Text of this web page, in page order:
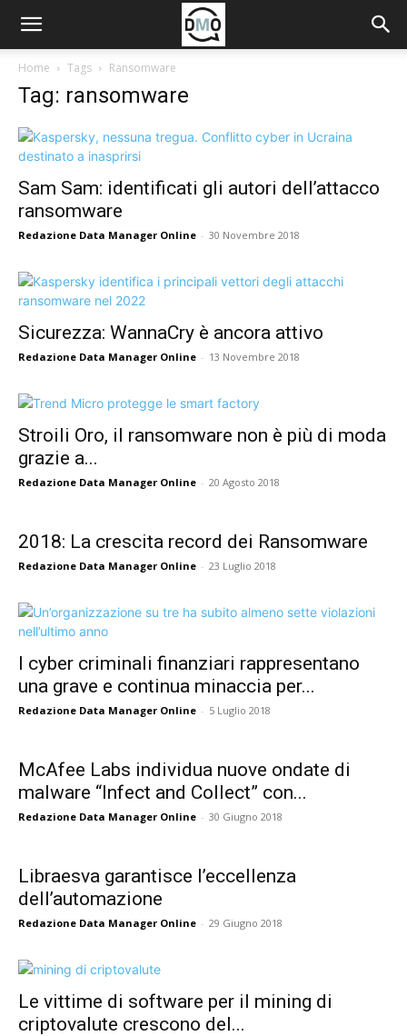
Home Tags Ransomware
Tag: ransomware
Sam Sam: identificati gli autori dell’attacco
ransomware
Redazione Data Manager Online - 30 Novembre 2018
Sicurezza: WannaCry è ancora attivo
Redazione Data Manager Online - 13 Novembre 2018
Stroili Oro, il ransomware non è più di moda
grazie a...
Redazione Data Manager Online - 20 Agosto 2018
2018: La crescita record dei Ransomware
Redazione Data Manager Online - 23 Luglio 2018
I cyber criminali finanziari rappresentano
una grave e continua minaccia per...
Redazione Data Manager Online - 5 Luglio 2018
McAfee Labs individua nuove ondate di
malware “Infect and Collect” con...
Redazione Data Manager Online - 30 Giugno 2018
Libraesva garantisce l’eccellenza
dell’automazione
Redazione Data Manager Online - 29 Giugno 2018
Le vittime di software per il mining di
criptovalute crescono del...